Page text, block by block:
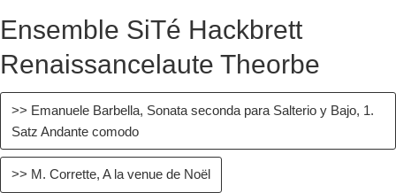
Impressum
Datenschutz
Ensemble SiTé Hackbrett
Renaissancelaute Theorbe
>> Emanuele Barbella, Sonata seconda para Salterio y Bajo, 1.
Satz Andante comodo
>> M. Corrette, A la venue de Noël